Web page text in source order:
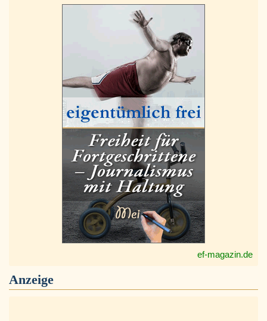
ef-magazin.de
Anzeige